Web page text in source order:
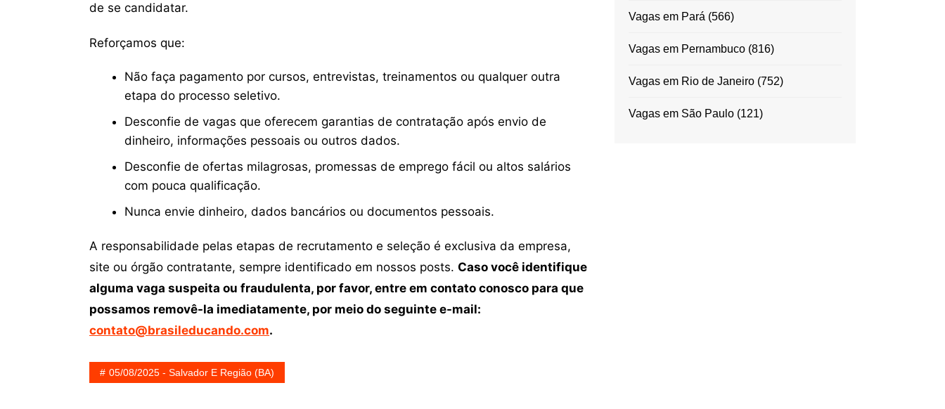
de se candidatar.
Reforçamos que:
Não faça pagamento por cursos, entrevistas, treinamentos ou qualquer outra
etapa do processo seletivo.
Desconfie de vagas que oferecem garantias de contratação após envio de
dinheiro, informações pessoais ou outros dados.
Desconfie de ofertas milagrosas, promessas de emprego fácil ou altos salários
com pouca qualificação.
Nunca envie dinheiro, dados bancários ou documentos pessoais.
A responsabilidade pelas etapas de recrutamento e seleção é exclusiva da empresa,
site ou órgão contratante, sempre identificado em nossos posts. Caso você identifique
alguma vaga suspeita ou fraudulenta, por favor, entre em contato conosco para que
possamos removê-la imediatamente, por meio do seguinte e-mail:
contato@brasileducando.com.
05/08/2025 - Salvador E Região (BA)
Vagas em Pará (566)
Vagas em Pernambuco(816)
Vagas em Rio de Janeiro(752)
Vagas em São Paulo(121)